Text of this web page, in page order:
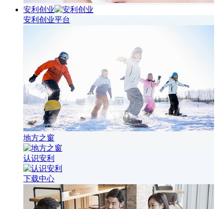
安利创业
安利创业平台
地方之窗
认识安利
下载中心